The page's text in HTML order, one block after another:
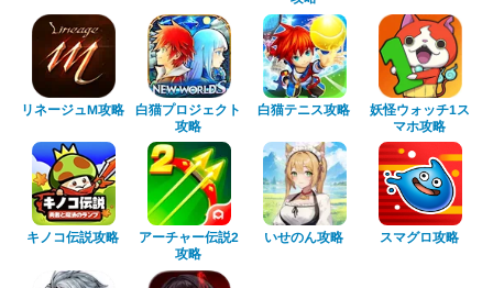
リネージュM攻略 白猫プロジェクト
攻略
白猫テニス攻略 妖怪ウォッチ1ス
マホ攻略
キノコ伝説攻略 アーチャー伝説2
攻略
いせのん攻略 スマグロ攻略